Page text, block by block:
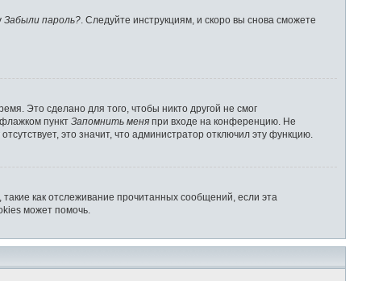
Забыли пароль? . Следуйте инструкциям, и скоро вы снова сможете
Это сделано для того, чтобы никто другой не смог
пункт Запомнить меня при входе на конференцию. Не
отсутствует, это значит, что администратор отключил эту функцию.
как отслеживание прочитанных сообщений, если эта
может помочь.